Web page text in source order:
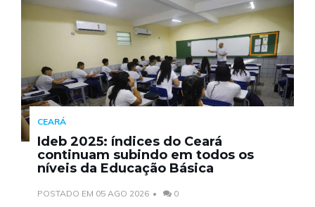
CEARÁ
Ideb 2025: índices do Ceará
continuam subindo em todos os
níveis da Educação Básica
POSTADO EM 05 AGO 2026 0